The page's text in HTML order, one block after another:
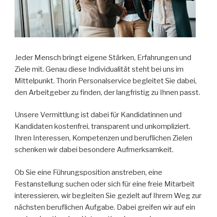
Jeder Mensch bringt eigene Stärken, Erfahrungen und
Ziele mit. Genau diese Individualität steht bei uns im
Mittelpunkt. Thorin Personalservice begleitet Sie dabei,
den Arbeitgeber zu finden, der langfristig zu Ihnen passt.
Unsere Vermittlung ist dabei für Kandidatinnen und
Kandidaten kostenfrei, transparent und unkompliziert.
Ihren Interessen, Kompetenzen und beruflichen Zielen
schenken wir dabei besondere Aufmerksamkeit.
Ob Sie eine Führungsposition anstreben, eine
Festanstellung suchen oder sich für eine freie Mitarbeit
interessieren, wir begleiten Sie gezielt auf Ihrem Weg zur
nächsten beruflichen Aufgabe. Dabei greifen wir auf ein